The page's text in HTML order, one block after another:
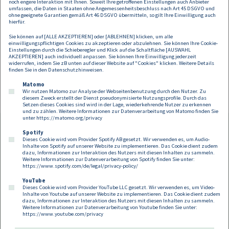
sonstige Beratung sein oder ersetzen. Daher
übernehmen wir keine Haftung für allfälligen
Schadenersatz.
Footer
Kontakt Datenschutz
Impressum
Compliance
Cookies
noch engere Interaktion mit Ihnen. Soweit Ihre getroffenen Einstellungen auch Anbieter
umfassen, die Daten in Staaten ohne Angemessenheitsbeschluss nach Art 45 DSGVO und
ohne geeignete Garantien gemäß Art 46 DSGVO übermitteln, so gilt Ihre Einwilligung auch
hierfür.
Sie können auf [ALLE AKZEPTIEREN] oder [ABLEHNEN] klicken, um alle
einwilligungspflichtigen Cookies zu akzeptieren oder abzulehnen. Sie können Ihre Cookie-
Einstellungen durch die Schieberegler und Klick auf die Schaltfläche [AUSWAHL
AKZEPTIEREN] auch individuell anpassen. Sie können Ihre Einwilligung jederzeit
widerrufen, indem Sie zB unten auf dieser Website auf "Cookies" klicken. Weitere Details
finden Sie in den Datenschutzhinweisen.
Matomo
Wir nutzen Matomo zur Analyse der Webseitenbenutzung durch den Nutzer. Zu
diesem Zweck erstellt der Dienst pseudonymisierte Nutzungsprofile. Durch das
Setzen dieses Cookies sind wird in der Lage, wiederkehrende Nutzer zu erkennen
und zu zählen. Weitere Informationen zur Datenverarbeitung von Matomo finden Sie
unter https://matomo.org/privacy
Spotify
Dieses Cookie wird vom Provider Spotify AB gesetzt. Wir verwenden es, um Audio-
Inhalte von Spotify auf unserer Website zu implementieren. Das Cookie dient zudem
dazu, Informationen zur Interaktion des Nutzers mit diesen Inhalten zu sammeln.
Weitere Informationen zur Datenverarbeitung von Spotify finden Sie unter:
https://www.spotify.com/de/legal/privacy-policy/
YouTube
Dieses Cookie wird vom Provider YouTube LLC gesetzt. Wir verwenden es, um Video-
Inhalte von Youtube auf unserer Website zu implementieren. Das Cookie dient zudem
dazu, Informationen zur Interaktion des Nutzers mit diesen Inhalten zu sammeln.
Weitere Informationen zur Datenverarbeitung von Youtube finden Sie unter:
https://www.youtube.com/privacy
Follow us on: